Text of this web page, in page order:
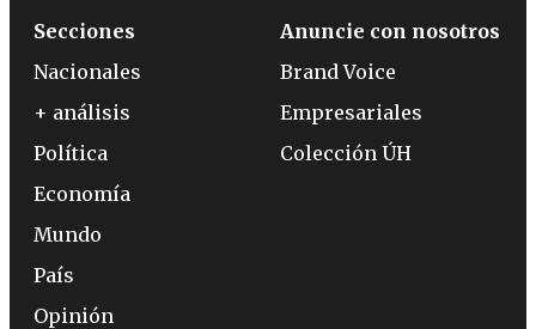
Secciones
Nacionales
+ análisis
Política
Economía
Mundo
País
Opinión
Anuncie con nosotros
Brand Voice
Empresariales
Colección ÚH